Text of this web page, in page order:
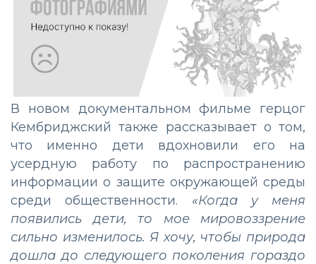
В новом документальном фильме герцог
Кембриджский также рассказывает о том,
что именно дети вдохновили его на
усердную работу по распространению
информации о защите окружающей среды
среди общественности. «Когда у меня
появились дети, то мое мировоззрение
сильно изменилось. Я хочу, чтобы природа
дошла до следующего поколения гораздо